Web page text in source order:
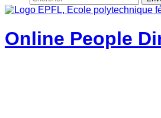
Online People